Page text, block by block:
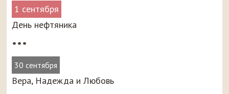
1 сентября
День нефтяника
•••
30 сентября
Вера, Надежда и Любовь